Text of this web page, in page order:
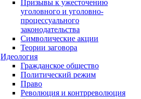
Призывы к ужесточению
уголовного и уголовно-
процессуального
законодательства
Символические акции
Теории заговора
Идеология
Гражданское общество
Политический режим
Право
Революция и контрреволюция